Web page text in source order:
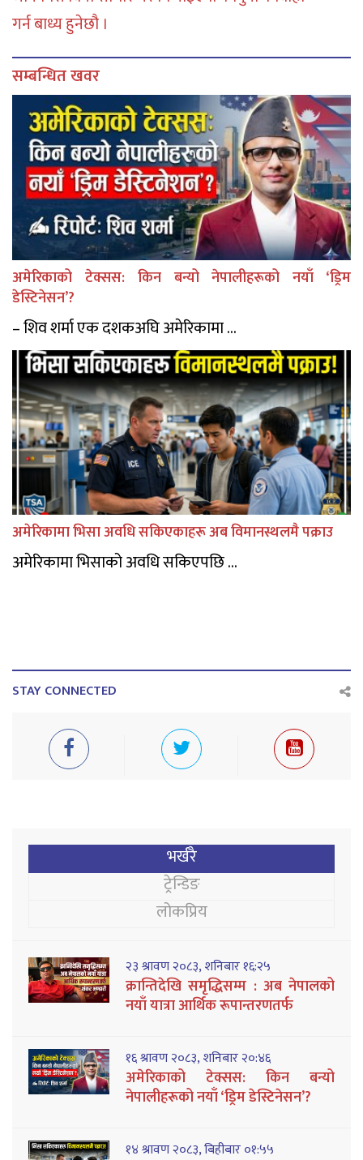
गर्न बाध्य हुनेछौ ।
सम्बन्धित खवर
अमेरिकाको टेक्सस: किन बन्यो नेपालीहरूको नयाँ ‘ड्रिम
डेस्टिनेसन’?
– शिव शर्मा एक दशकअघि अमेरिकामा ...
अमेरिकामा भिसा अवधि सकिएकाहरू अब विमानस्थलमै पक्राउ
अमेरिकामा भिसाको अवधि सकिएपछि ...
STAY CONNECTED
भर्खरै
ट्रेन्डिङ
लोकप्रिय
२३ श्रावण २०८३, शनिबार १६:२५
क्रान्तिदेखि समृद्धिसम्म : अब नेपालको
नयाँ यात्रा आर्थिक रूपान्तरणतर्फ
१६ श्रावण २०८३, शनिबार २०:४६
अमेरिकाको टेक्सस: किन बन्यो
नेपालीहरूको नयाँ ‘ड्रिम डेस्टिनेसन’?
१४ श्रावण २०८३, बिहीबार ०१:५५